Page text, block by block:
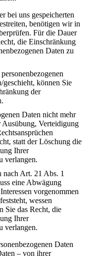
bei uns gespeicherten
benötigen wir in
Für die Dauer
die Einschränkung
Daten zu
geschieht, können Sie
der
Daten nicht mehr
Ausübung, Verteidigung
statt der Löschung die
Ihrer
verlangen.
nach Art. 21 Abs. 1
eine Abwägung
vorgenommen
wessen
Sie das Recht, die
Ihrer
verlangen.
Daten
– von ihrer